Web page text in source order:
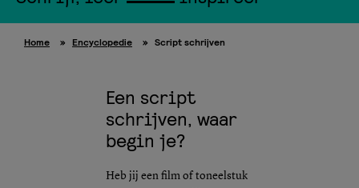
Leesrapport/begeleiding
Wedstrijd
Magazine
Home » Encyclopedie » Script schrijven
Een script
schrijven, waar
begin je?
Heb jij een film of toneelstuk